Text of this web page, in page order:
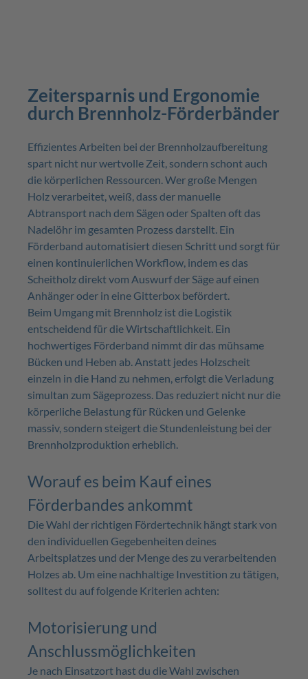
Zeitersparnis und Ergonomie
durch Brennholz-Förderbänder
Effizientes Arbeiten bei der Brennholzaufbereitung
spart nicht nur wertvolle Zeit, sondern schont auch
die körperlichen Ressourcen. Wer große Mengen
Holz verarbeitet, weiß, dass der manuelle
Abtransport nach dem Sägen oder Spalten oft das
Nadelöhr im gesamten Prozess darstellt. Ein
Förderband automatisiert diesen Schritt und sorgt für
einen kontinuierlichen Workflow, indem es das
Scheitholz direkt vom Auswurf der Säge auf einen
Anhänger oder in eine Gitterbox befördert.
Beim Umgang mit Brennholz ist die Logistik
entscheidend für die Wirtschaftlichkeit. Ein
hochwertiges Förderband nimmt dir das mühsame
Bücken und Heben ab. Anstatt jedes Holzscheit
einzeln in die Hand zu nehmen, erfolgt die Verladung
simultan zum Sägeprozess. Das reduziert nicht nur die
körperliche Belastung für Rücken und Gelenke
massiv, sondern steigert die Stundenleistung bei der
Brennholzproduktion erheblich.
Worauf es beim Kauf eines
Förderbandes ankommt
Die Wahl der richtigen Fördertechnik hängt stark von
den individuellen Gegebenheiten deines
Arbeitsplatzes und der Menge des zu verarbeitenden
Holzes ab. Um eine nachhaltige Investition zu tätigen,
solltest du auf folgende Kriterien achten:
Motorisierung und
Anschlussmöglichkeiten
Je nach Einsatzort hast du die Wahl zwischen